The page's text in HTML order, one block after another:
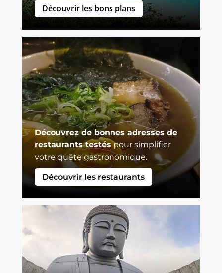
Découvrir les bons plans
Découvrez de bonnes adresses de
restaurants testéspour simplifier
votre quête gastronomique.
Découvrir les restaurants